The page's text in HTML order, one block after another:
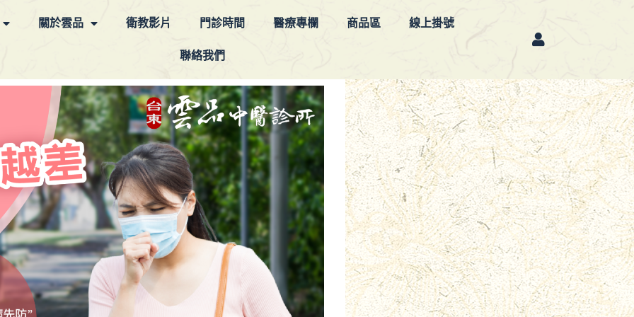
關於雲品 衛教影片 門診時間 醫療專欄 商品區 線上掛號
聯絡我們